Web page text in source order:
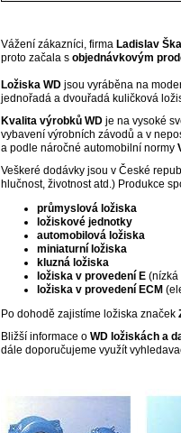
Vážení zákazníci, firma Ladislav
proto začala s objednávkovým
Ložiska WD jsou vyráběna na
jednořadá a dvouřadá kuličková
Kvalita výrobků WD je na vysoké
vybavení výrobních závodů a v
a podle náročné automobilní normy
Veškeré dodávky jsou v České
hlučnost, životnost atd.) Produkce
průmyslová ložiska
ložiskové jednotky
automobilová ložiska
miniaturní ložiska
kluzná ložiska
ložiska v provedení E (nízká
ložiska v provedení ECM
Po dohodě zajistíme ložiska značek
Bližší informace o WD ložiskách a
dále doporučujeme využít